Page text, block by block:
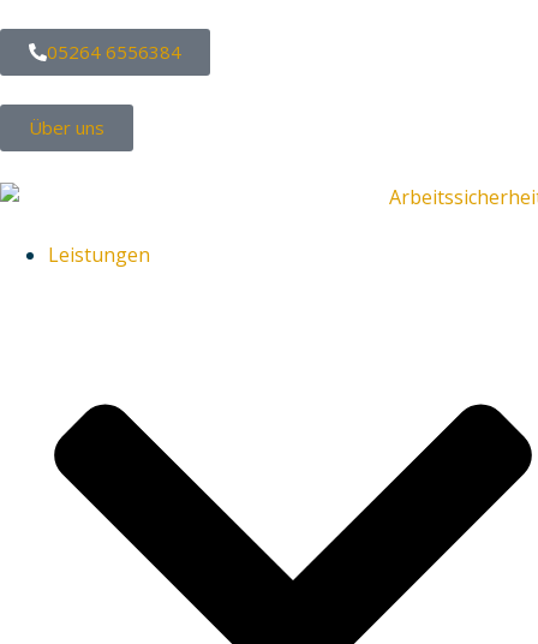
05264 6556384
Über uns
Leistungen